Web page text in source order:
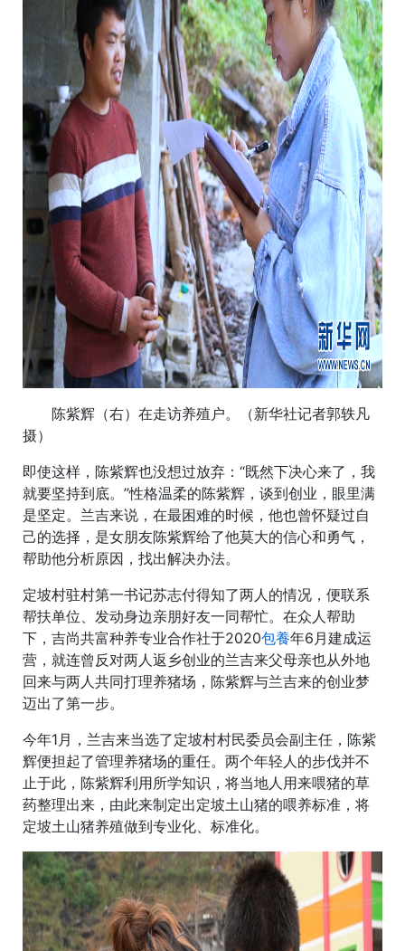
陈紫辉（右）在走访养殖户。（新华社记者郭轶凡
摄）
即使这样，陈紫辉也没想过放弃：“既然下决心来了，我
就要坚持到底。”性格温柔的陈紫辉，谈到创业，眼里满
是坚定。兰吉来说，在最困难的时候，他也曾怀疑过自
己的选择，是女朋友陈紫辉给了他莫大的信心和勇气，
帮助他分析原因，找出解决办法。
定坡村驻村第一书记苏志付得知了两人的情况，便联系
帮扶单位、发动身边亲朋好友一同帮忙。在众人帮助
下，吉尚共富种养专业合作社于2020包養年6月建成运
营，就连曾反对两人返乡创业的兰吉来父母亲也从外地
回来与两人共同打理养猪场，陈紫辉与兰吉来的创业梦
迈出了第一步。
今年1月，兰吉来当选了定坡村村民委员会副主任，陈紫
辉便担起了管理养猪场的重任。两个年轻人的步伐并不
止于此，陈紫辉利用所学知识，将当地人用来喂猪的草
药整理出来，由此来制定出定坡土山猪的喂养标准，将
定坡土山猪养殖做到专业化、标准化。